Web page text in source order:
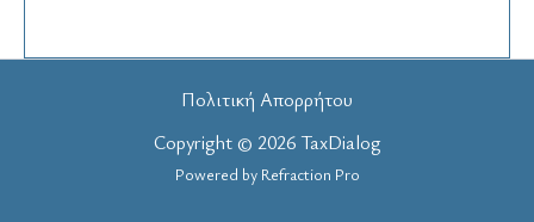
Πολιτική Απορρήτου
Copyright © 2026 TaxDialog
Powered by Refraction Pro